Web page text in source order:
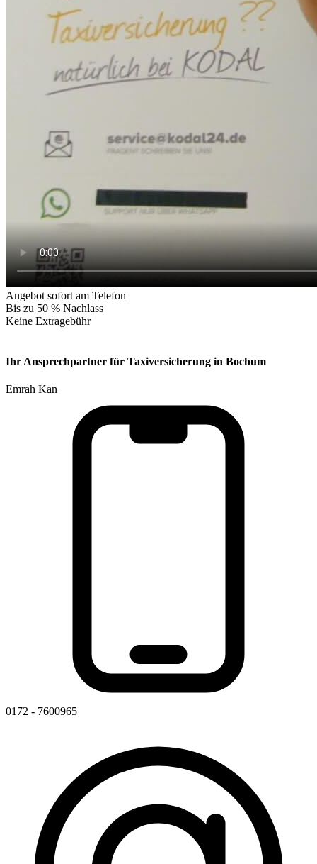
Angebot sofort am Telefon
Bis zu 50 % Nachlass
Keine Extragebühr
Ihr Ansprechpartner für Taxiversicherung in Bochum
Emrah Kan
0172 - 7600965